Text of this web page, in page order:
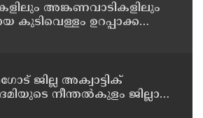
അങ്കണവാടികളിലും
കുടിവെള്ളം ഉറപ്പാക്കണം:
ജില്ല അക്വാട്ടിക്
നീന്തല്‍കുളം ജില്ലാ